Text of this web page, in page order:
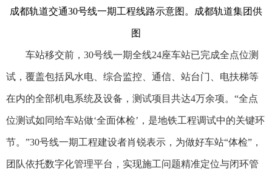
成都轨道交通30号线一期工程线路示意图。成都轨道集团供
图
车站移交前，30号线一期全线24座车站已完成全点位测
试，覆盖包括风水电、综合监控、通信、站台门、电扶梯等
在内的全部机电系统及设备，测试项目共达4万余项。“全点
位测试如同给车站做‘全面体检’，是地铁工程调试中的关键环
节。”30号线一期工程建设者肖锐表示，为做好车站“体检”，
团队依托数字化管理平台，实现施工问题精准定位与闭环管